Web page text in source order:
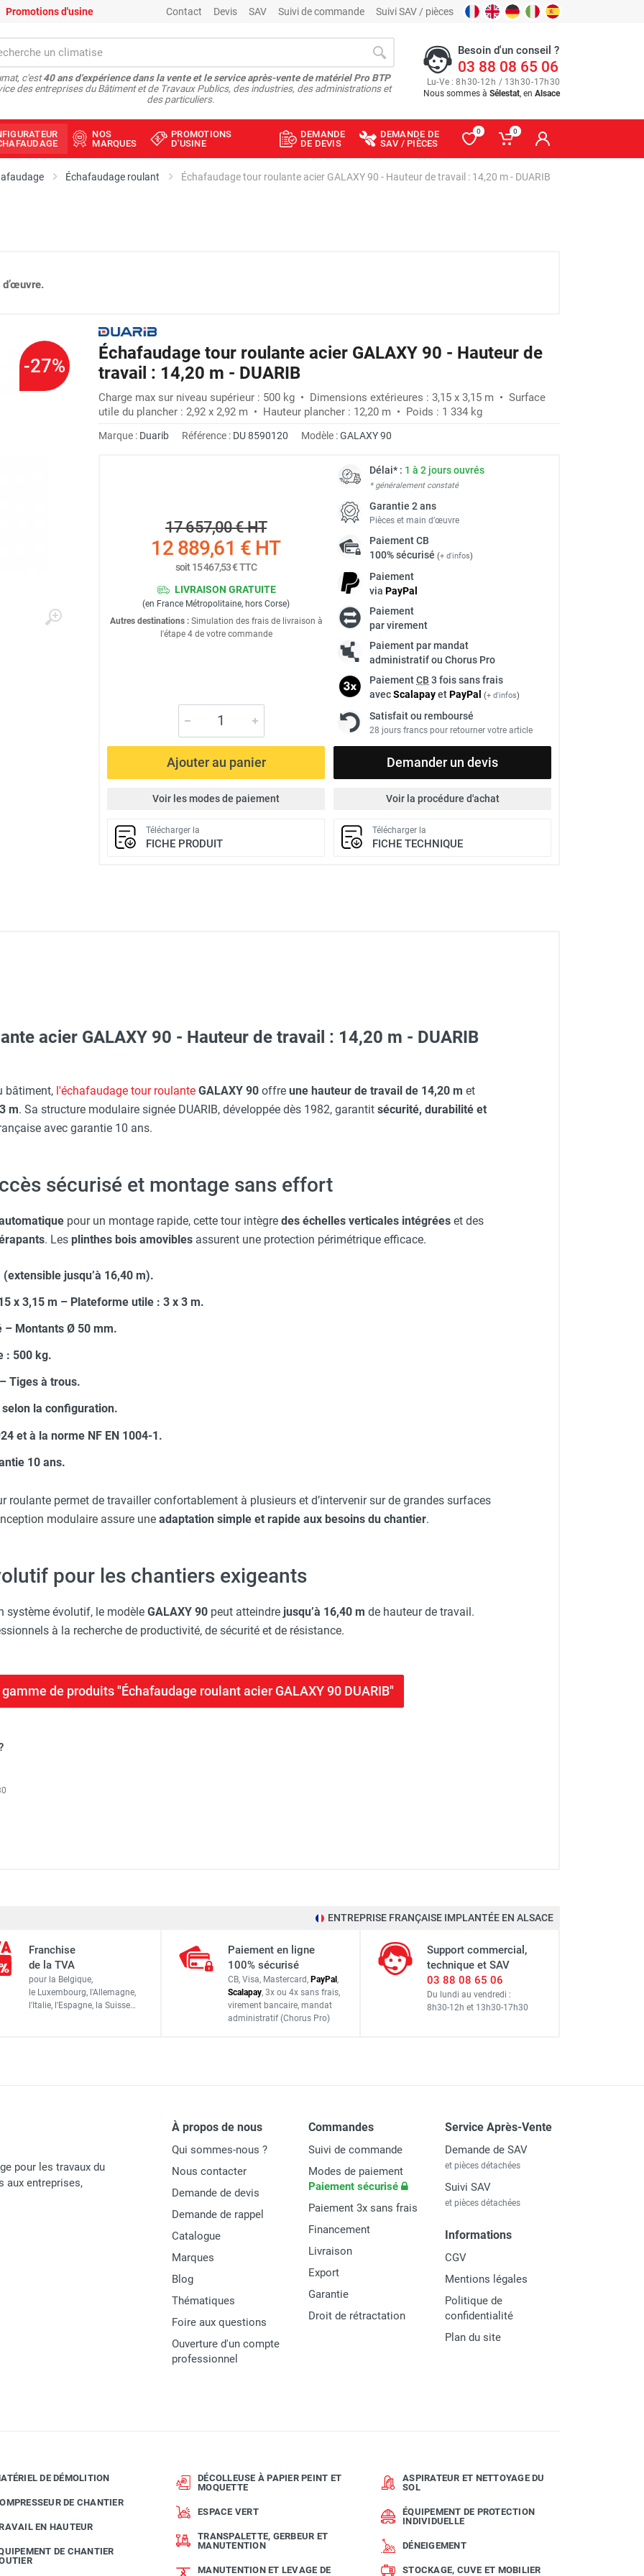
Promotions d'usine Contact Devis SAV Suivi de commande Suivi SAV / pièces
c'est40 ans d'expérience dans la vente et le service après-vente de matériel Pro BTP
des entreprises du Bâtiment et de Travaux Publics, des industries, des administrations et
des particuliers.
Besoin d'un conseil ?
03 88 08 65 06
Lu-Ve : 8h30-12h / 13h30-17h30
Nous sommes à Sélestat, en Alsace
NOS
MARQUES
PROMOTIONS
D'USINE
DEMANDE
DE DEVIS
DEMANDE DE
SAV / PIÈCES
0 0
Échafaudage roulant Échafaudage tour roulante acier GALAXY 90 - Hauteur de travail : 14,20 m - DUARIB
-27%
Échafaudage tour roulante acier GALAXY 90 - Hauteur de
travail : 14,20 m - DUARIB
Charge max sur niveau supérieur : 500 kg • Dimensions extérieures : 3,15 x 3,15 m • Surface
utile du plancher : 2,92 x 2,92 m • Hauteur plancher : 12,20 m • Poids : 1 334 kg
Marque : Duarib Référence : DU 8590120 Modèle :GALAXY 90
17 657,00 €HT
12 889,61 € HT
soit15 467,53 €TTC
LIVRAISON GRATUITE
(en France Métropolitaine, hors Corse)
Autres destinations :Simulation des frais de livraison à
l'étape 4 de votre commande
Délai* : 1 à 2 jours ouvrés
* généralement constaté
Garantie 2 ans
Pièces et main d’œuvre
PaiementCB
100% sécurisé (+ d'infos)
Paiement
via PayPal
Paiement
par virement
Paiement par mandat
administratif ou Chorus Pro
PaiementCB 3 fois sans frais
avecScalapayetPayPal (+ d'infos)
Satisfait ou remboursé
28 jours francs pour retourner votre article
Ajouter au panier Demander un devis
Voir les modes de paiement Voir la procédure d'achat
Télécharger la
FICHE PRODUIT
Télécharger la
FICHE TECHNIQUE
tête réglable - HUSQVARNA
XXL - HUSQVARNA
M - HUSQVARNA
protège-menton Smartguard PE 10H - HUSQVARNA
acier GALAXY 90 - Hauteur de travail : 14,20 m - DUARIB
bâtiment, l'échafaudage tour roulante GALAXY 90 offre une hauteur de travail de 14,20 m et
m. Sa structure modulaire signée DUARIB, développée dès 1982, garantit sécurité, durabilité et
avec garantie 10 ans.
sécurisé et montage sans effort
pour un montage rapide, cette tour intègre des échelles verticales intégrées et des
. Les plinthes bois amovibles assurent une protection périmétrique efficace.
jusqu’à 16,40 m).
x 3,15 m – Plateforme utile : 3 x 3 m.
– Montants Ø 50 mm.
: 500 kg.
Tiges à trous.
la configuration.
et à la norme NF EN 1004-1.
10 ans.
roulante permet de travailler confortablement à plusieurs et d’intervenir sur de grandes surfaces
modulaire assure une adaptation simple et rapide aux besoins du chantier.
pour les chantiers exigeants
système évolutif, le modèle GALAXY 90 peut atteindre jusqu’à 16,40 m de hauteur de travail.
à la recherche de productivité, de sécurité et de résistance.
de produits "Échafaudage roulant acier GALAXY 90 DUARIB"
3,15 x 3,15 m
2,92 x 2,92 m
Ø 200 mm
GALAXY 90 - Hauteur de travail : 9,80 m - DUARIB
GALAXY 90 - Hauteur de travail : 7,60 m - DUARIB
GALAXY 90 - Hauteur de travail : 10,90 m - DUARIB
ENTREPRISE FRANÇAISE IMPLANTÉE EN ALSACE
Franchise
de la TVA
pour la Belgique,
le Luxembourg, l'Allemagne,
l'Italie, l'Espagne, la Suisse…
Paiement en ligne
100% sécurisé
CB, Visa, Mastercard, PayPal ,
Scalapay, 3x ou 4x sans frais,
virement bancaire, mandat
administratif (Chorus Pro)
Support commercial,
technique et SAV
03 88 08 65 06
Du lundi au vendredi :
8h30-12h et 13h30-17h30
pour les travaux du
aux entreprises,
À propos de nous
Qui sommes-nous ?
Nous contacter
Demande de devis
Demande de rappel
Catalogue
Marques
Blog
Thématiques
Foire aux questions
Ouverture d'un compte
professionnel
Commandes
Suivi de commande
Modes de paiement
Paiement sécurisé
Paiement 3x sans frais
Financement
Livraison
Export
Garantie
Droit de rétractation
Service Après-Vente
Demande de SAV
et pièces détachées
Suivi SAV
et pièces détachées
Informations
CGV
Mentions légales
Politique de
confidentialité
Plan du site
DE DÉMOLITION
DE CHANTIER
EN HAUTEUR
DE CHANTIER
DÉCOLLEUSE À PAPIER PEINT ET
MOQUETTE
ESPACE VERT
TRANSPALETTE, GERBEUR ET
MANUTENTION
MANUTENTION ET LEVAGE DE
ASPIRATEUR ET NETTOYAGE DU
SOL
ÉQUIPEMENT DE PROTECTION
INDIVIDUELLE
DÉNEIGEMENT
STOCKAGE, CUVE ET MOBILIER